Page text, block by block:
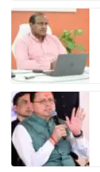
b
o
o
k
A
p
p